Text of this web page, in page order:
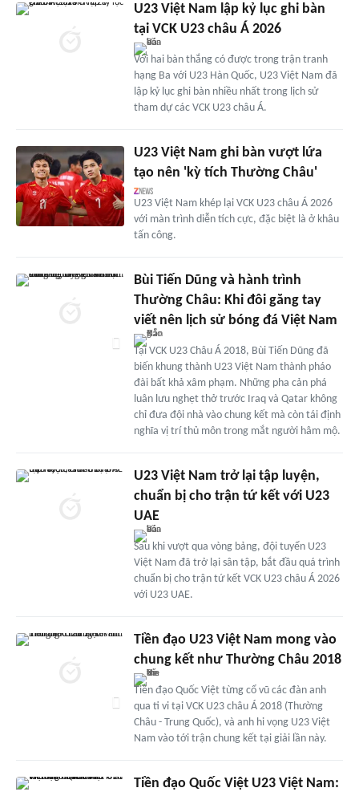
U23 Việt Nam lập kỷ lục ghi bàn
tại VCK U23 châu Á 2026
Với hai bàn thắng có được trong trận tranh
hạng Ba với U23 Hàn Quốc, U23 Việt Nam đã
lập kỷ lục ghi bàn nhiều nhất trong lịch sử
tham dự các VCK U23 châu Á.
U23 Việt Nam ghi bàn vượt lứa
tạo nên 'kỳ tích Thường Châu'
U23 Việt Nam khép lại VCK U23 châu Á 2026
với màn trình diễn tích cực, đặc biệt là ở khâu
tấn công.
Bùi Tiến Dũng và hành trình
Thường Châu: Khi đôi găng tay
viết nên lịch sử bóng đá Việt Nam
Tại VCK U23 Châu Á 2018, Bùi Tiến Dũng đã
biến khung thành U23 Việt Nam thành pháo
đài bất khả xâm phạm. Những pha cản phá
luân lưu nghẹt thở trước Iraq và Qatar không
chỉ đưa đội nhà vào chung kết mà còn tái định
nghĩa vị trí thủ môn trong mắt người hâm mộ.
U23 Việt Nam trở lại tập luyện,
chuẩn bị cho trận tứ kết với U23
UAE
Sau khi vượt qua vòng bảng, đội tuyển U23
Việt Nam đã trở lại sân tập, bắt đầu quá trình
chuẩn bị cho trận tứ kết VCK U23 châu Á 2026
với U23 UAE.
Tiền đạo U23 Việt Nam mong vào
chung kết như Thường Châu 2018
Tiền đạo Quốc Việt từng cổ vũ các đàn anh
qua ti vi tại VCK U23 châu Á 2018 (Thường
Châu - Trung Quốc), và anh hi vọng U23 Việt
Nam vào tới trận chung kết tại giải lần này.
Tiền đạo Quốc Việt U23 Việt Nam: